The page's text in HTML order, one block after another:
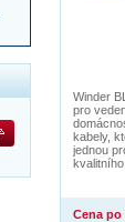
Winder
pro
kabely,
jednou
Cena